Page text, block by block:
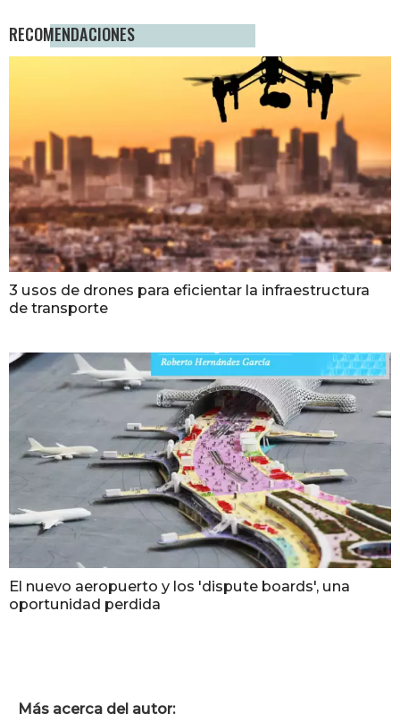
RECOMENDACIONES
3 usos de drones para eficientar la infraestructura
de transporte
El nuevo aeropuerto y los 'dispute boards', una
oportunidad perdida
Más acerca del autor: